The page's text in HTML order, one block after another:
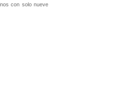
con solo nueve